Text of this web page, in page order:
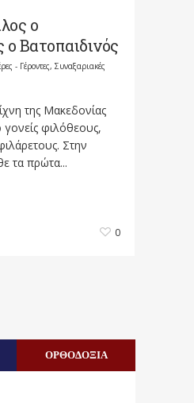
ο
Βατοπαιδινός
- Γέροντες, Συναξαριακές
της Μακεδονίας
φιλόθεους,
Στην
τα πρώτα...
0
ΟΡΘΟΔΟΞΙΑ